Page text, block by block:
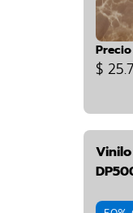
Precio
$